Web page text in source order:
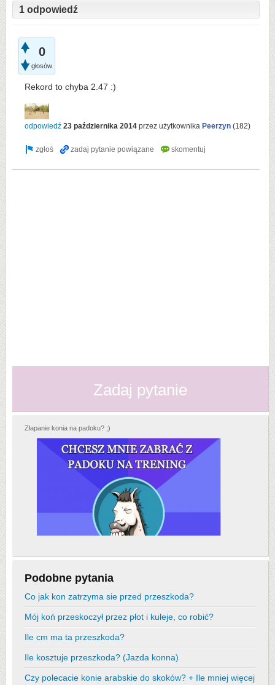
1 odpowiedź
0
głosów
Rekord to chyba 2.47 :)
odpowiedź 23 października 2014 przez użytkownika Peerzyn (182)
Zadaj pytanie
Złapanie konia na padoku? ;)
Podobne pytania
Co jak kon zatrzyma sie przed przeszkoda?
Mój koń przeskoczył przez płot i kuleje, co robić?
Ile cm ma ta przeszkoda?
Ile kosztuje przeszkoda? (Jazda konna)
Czy polecacie konie arabskie do skoków? + Ile mniej więcej